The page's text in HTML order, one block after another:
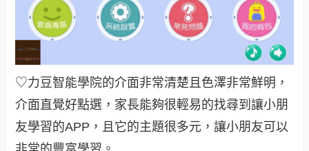
♡力豆智能學院的介面非常清楚且色澤非常鮮明，
介面直覺好點選，家長能夠很輕易的找尋到讓小朋
友學習的APP，且它的主題很多元，讓小朋友可以